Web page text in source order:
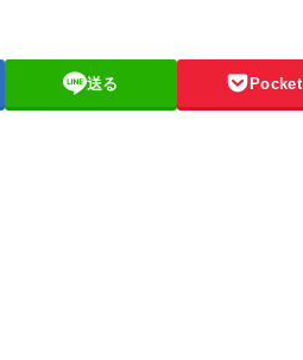
送る Pocket